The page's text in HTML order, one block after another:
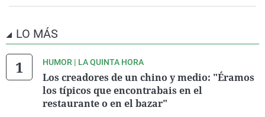
LO MÁS
HUMOR | LA QUINTA HORA
Los creadores de un chino y medio: "Éramos
los típicos que encontrabais en el
restaurante o en el bazar"